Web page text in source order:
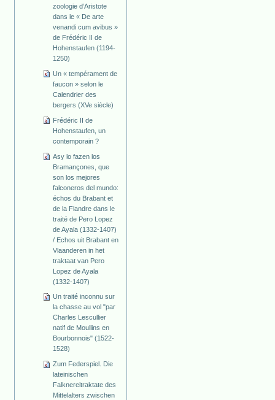
zoologie d’Aristote
dans le « De arte
venandi cum avibus »
de Frédéric II de
Hohenstaufen (1194-
1250)
Un « tempérament de
faucon » selon le
Calendrier des
bergers (XVe siècle)
Frédéric II de
Hohenstaufen, un
contemporain ?
Asy lo fazen los
Bramançones, que
son los mejores
falconeros del mundo:
échos du Brabant et
de la Flandre dans le
traité de Pero Lopez
de Ayala (1332-1407)
/ Echos uit Brabant en
Vlaanderen in het
traktaat van Pero
Lopez de Ayala
(1332-1407)
Un traité inconnu sur
la chasse au vol "par
Charles Lescullier
natif de Moullins en
Bourbonnois" (1522-
1528)
Zum Federspiel. Die
lateinischen
Falknereitraktate des
Mittelalters zwischen